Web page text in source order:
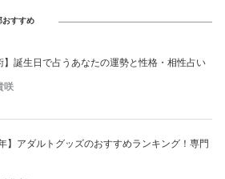
おすすめ
】誕生日で占うあなたの運勢と性格・相性占い
咲
】アダルトグッズのおすすめランキング！専門